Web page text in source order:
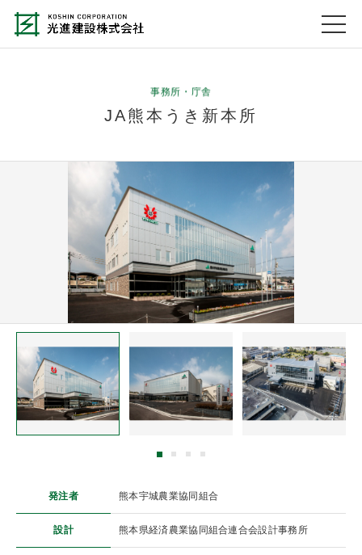
事務所・庁舎
JA熊本うき新本所
発注者 熊本宇城農業協同組合
設計 熊本県経済農業協同組合連合会設計事務所